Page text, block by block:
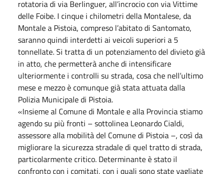
rotatoria di via Berlinguer, all’incrocio con via Vittime
delle Foibe. I cinque i chilometri della Montalese, da
Montale a Pistoia, compreso l’abitato di Santomato,
saranno quindi interdetti ai veicoli superiori a 5
tonnellate. Si tratta di un potenziamento del divieto già
in atto, che permetterà anche di intensificare
ulteriormente i controlli su strada, cosa che nell’ultimo
mese e mezzo è comunque già stata attuata dalla
Polizia Municipale di Pistoia.
«Insieme al Comune di Montale e alla Provincia stiamo
agendo su più fronti – sottolinea Leonardo Cialdi,
assessore alla mobilità del Comune di Pistoia –, così da
migliorare la sicurezza stradale di quel tratto di strada,
particolarmente critico. Determinante è stato il
confronto con i comitati, con i quali sono state vagliate